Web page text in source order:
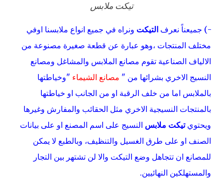
تيكت ملابس
-) جميعناً نعرف التيكت ونراه في جميع انواع ملابسنا اوفي
مختلف المنتجات ،وهو عبارة عن قطعة صغيرة مصنوعة من
الالياف الصناعية تقوم مصانع الملابس والمشاغل ومصانع
النسيج الاخري بشرائها من " مصانع الشيماء "وخياطتها
بالملابس اما من خلف الرقبة او من الجانب او خياطتها
بالمنتجات النسيجية الاخري مثل الحقائب والمفارش وغيرها
ويحتويتيكت ملابس النسيج على اسم المصنع او على بيانات
الصنف او على طرق الغسيل والتنظيف، وبالطبع لا يمكن
للمصانع ان تتجاهل وضع التيكت والا لن تشتهر بين التجار
والمستهلكين النهائيين.